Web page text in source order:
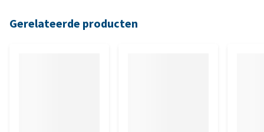
Gerelateerde producten